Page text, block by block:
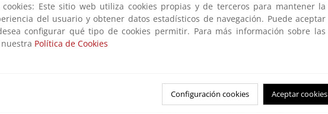
Este sitio web utiliza cookies propias y de terceros para mantener la
del usuario y obtener datos estadísticos de navegación. Puede aceptar
configurar qué tipo de cookies permitir. Para más información sobre las
Política de Cookies
Configuración cookies Aceptar cookies